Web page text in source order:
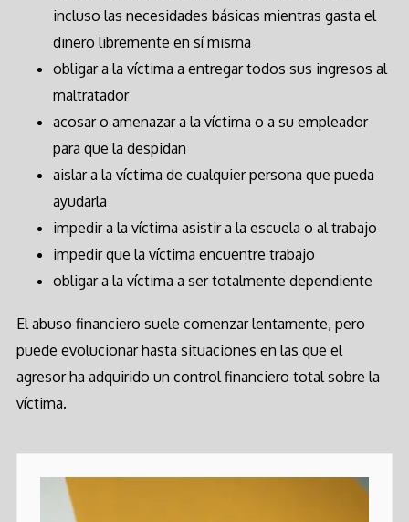
incluso las necesidades básicas mientras gasta el
dinero libremente en sí misma
obligar a la víctima a entregar todos sus ingresos al
maltratador
acosar o amenazar a la víctima o a su empleador
para que la despidan
aislar a la víctima de cualquier persona que pueda
ayudarla
impedir a la víctima asistir a la escuela o al trabajo
impedir que la víctima encuentre trabajo
obligar a la víctima a ser totalmente dependiente
El abuso financiero suele comenzar lentamente, pero
puede evolucionar hasta situaciones en las que el
agresor ha adquirido un control financiero total sobre la
víctima.